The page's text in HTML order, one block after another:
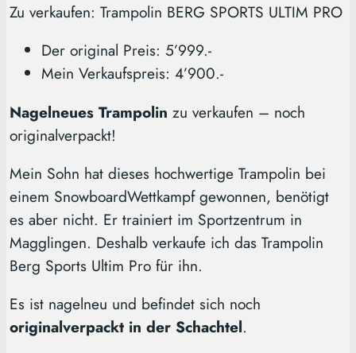
Zu verkaufen: Trampolin BERG SPORTS ULTIM PRO
Der original Preis: 5’999.-
Mein Verkaufspreis: 4’900.-
Nagelneues Trampolin zu verkaufen – noch
originalverpackt!
Mein Sohn hat dieses hochwertige Trampolin bei
einem SnowboardWettkampf gewonnen, benötigt
es aber nicht. Er trainiert im Sportzentrum in
Magglingen. Deshalb verkaufe ich das Trampolin
Berg Sports Ultim Pro für ihn.
Es ist nagelneu und befindet sich noch
originalverpackt in der Schachtel.